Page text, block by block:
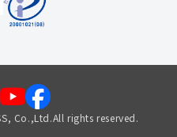
Co.,Ltd.All rights reserved.